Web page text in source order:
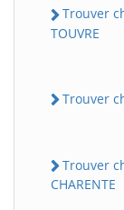
Trouver
TOUVRE
Trouver
Trouver
CHARENTE